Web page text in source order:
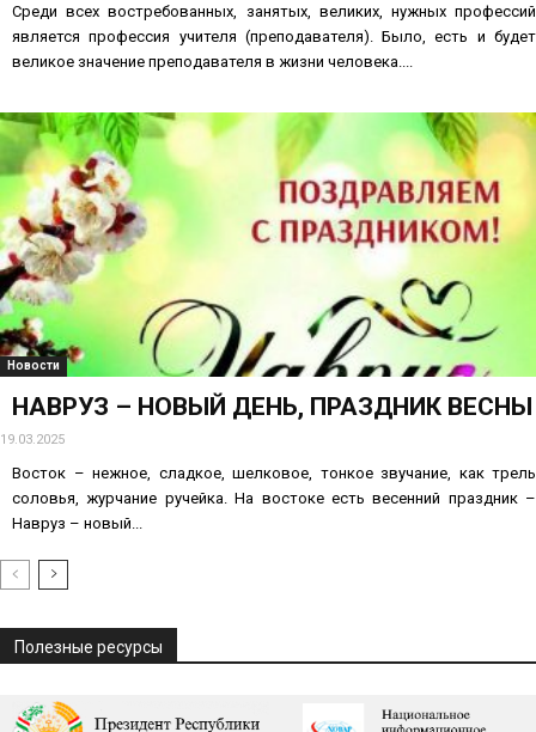
Среди всех востребованных, занятых, великих, нужных профессий
является профессия учителя (преподавателя). Было, есть и будет
великое значение преподавателя в жизни человека....
Новости
НАВРУЗ – НОВЫЙ ДЕНЬ, ПРАЗДНИК ВЕСНЫ
19.03.2025
Восток – нежное, сладкое, шелковое, тонкое звучание, как трель
соловья, журчание ручейка. На востоке есть весенний праздник –
Навруз – новый...
Полезные ресурсы